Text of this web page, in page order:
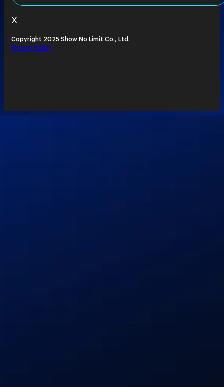
X
Copyright 2025 Show No Limit Co., Ltd.
Privacy Policy